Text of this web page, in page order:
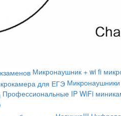
Микронаушник + wi fi
Профессиональные IP WiFi